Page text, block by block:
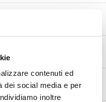
contenuti ed
dei social media e per
inoltre